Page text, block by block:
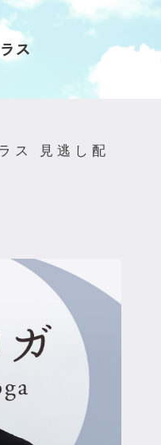
ス
ス 見逃し配